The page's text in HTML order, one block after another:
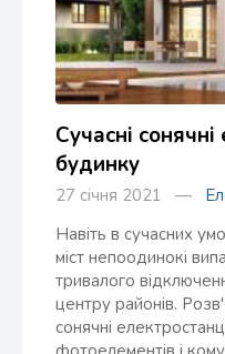
Сучасні
будинку
27 січня 2021 —
Навіть в сучасних
міст непоодинокі
тривалого
центру районів.
сонячні